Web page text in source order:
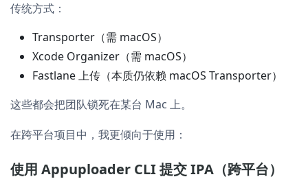
传统方式：
Transporter（需 macOS）
Xcode Organizer（需 macOS）
Fastlane 上传（本质仍依赖 macOS Transporter）
这些都会把团队锁死在某台 Mac 上。
在跨平台项目中，我更倾向于使用：
使用 Appuploader CLI 提交 IPA（跨平台）